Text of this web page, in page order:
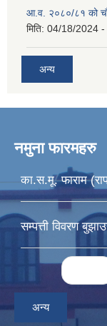
आ.व. २०८०/८१ को
मिति: 04/18/2024
अन्य
नमुना फारमहरु
का.स.मू. फाराम
सम्पत्ती विवरण
Pages
अन्य